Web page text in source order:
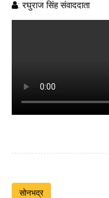
: रघुराज सिंह संवाददाता
सोनभद्र